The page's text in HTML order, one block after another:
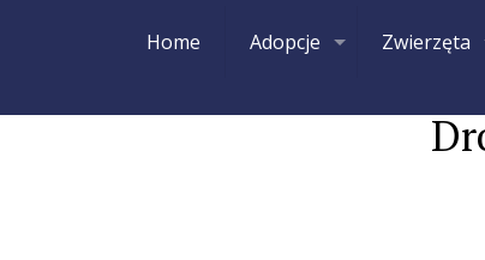
Home Adopcje Zwierzęta